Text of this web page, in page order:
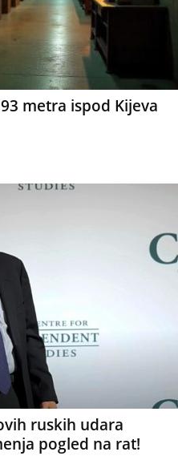
metra ispod Kijeva
ruskih udara
pogled na rat!